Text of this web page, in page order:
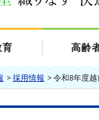
高齢
>採用情報>令和8年度